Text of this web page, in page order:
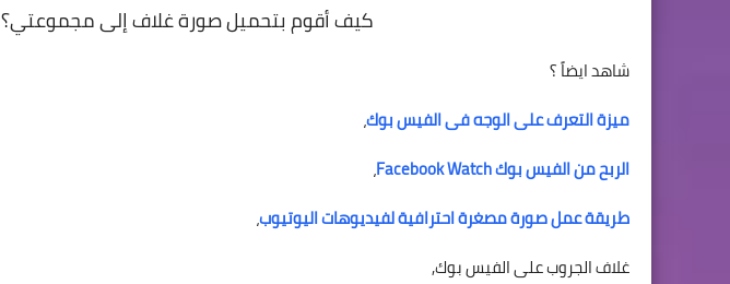
كيف أقوم بتحميل صورة غلاف إلى مجموعتي؟
شاهد ايضاً ؟
ميزة التعرف على الوجه فى الفيس بوك،
الربح من الفيس بوك Facebook Watch
،
طريقة عمل صورة مصغرة احترافية لفيديوهات اليوتيوب،
غلاف الجروب على الفيس بوك,